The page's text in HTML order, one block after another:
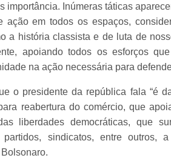
importância. Inúmeras táticas
ação em todos os espaços,
a história classista e de luta de
apoiando todos os esforços
na ação necessária para
o presidente da república fala “é
reabertura do comércio, que
liberdades democráticas, que
partidos, sindicatos, entre outros,